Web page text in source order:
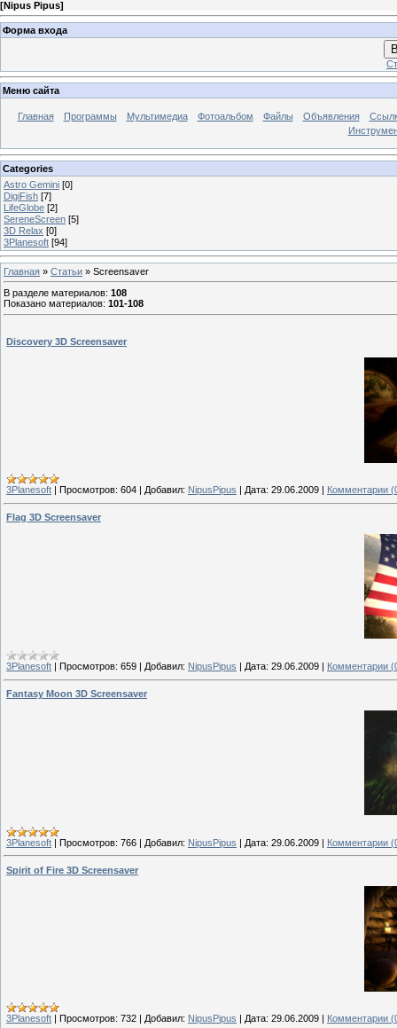
[Nipus Pipus]
Форма входа
Меню сайта
Главная Программы Мультимедиа Фотоальбом Файлы Объявления
Categories
Astro Gemini [0]
DigiFish [7]
LifeGlobe [2]
SereneScreen [5]
3D Relax [0]
3Planesoft [94]
Главная » Статьи » Screensaver
В разделе материалов: 108
Показано материалов: 101-108
Discovery 3D Screensaver
3Planesoft Просмотров: 604 Добавил: NipusPipus Дата: 29.06.2009 Комментарии
Flag 3D Screensaver
3Planesoft | Просмотров: 659 | Добавил: NipusPipus | Дата: 29.06.2009 | Комментарии
Fantasy Moon 3D Screensaver
3Planesoft | Просмотров: 766 | Добавил: NipusPipus | Дата: 29.06.2009 | Комментарии
Spirit of Fire 3D Screensaver
3Planesoft Просмотров: 732 Добавил: NipusPipus Дата: 29.06.2009 Комментарии